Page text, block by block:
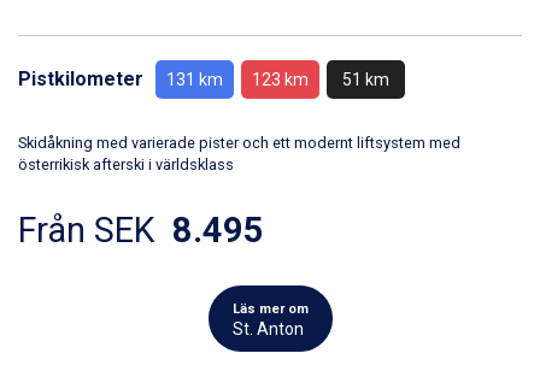
Pistkilometer 131 km 123 km 51 km
Skidåkning med varierade pister och ett modernt liftsystem med
österrikisk afterski i världsklass
Från SEK 8.495
Läs mer om
St. Anton